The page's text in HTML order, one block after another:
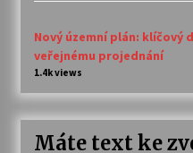
Nový územní plán: klíčový
veřejnému projednání
1.4k views
Máte text ke